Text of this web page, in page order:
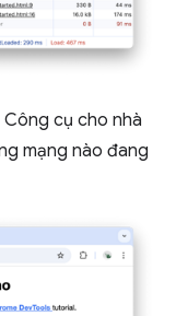
cụ cho nhà
mạng nào đang